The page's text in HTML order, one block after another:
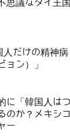
思議なタイ王
だけの精神病
ョン）」
に「韓国人は
のか？メキシ
ー